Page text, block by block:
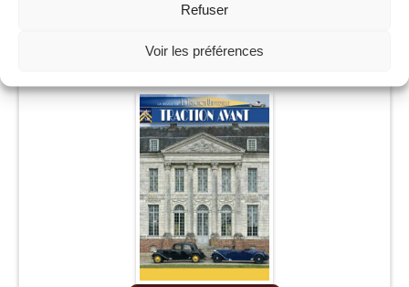
Refuser
Voir les préférences
146